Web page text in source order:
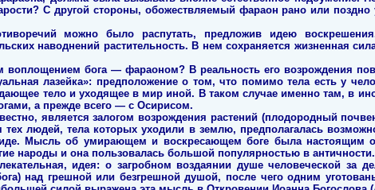
С другой стороны, обожествляемый фараон рано или
можно было распутать, предложив идею
наводнений растительность. В нем сохраняется жизненная
воплощением бога — фараоном? В реальность его возрождения
лазейка»: предположение о том, что помимо тела есть у
тело и уходящее в мир иной. В таком случае именно там, в
а прежде всего — с Осирисом.
является залогом возрождения растений (плодородный
тех людей, тела которых уходили в землю, предполагалась
Мысль об умирающем и воскресающем боге была настоящим
народы и она пользовалась большой популярностью в античности.
идея: о загробном воздаянии душе человеческой за
над грешной или безгрешной душой, после чего одним